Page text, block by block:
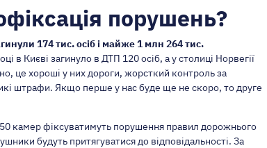
порушень?
174 тис. осіб і майже 1 млн 264 тис.
в Києві загинуло в ДТП 120 осіб, а у столиці Норвегії
це хороші у них дороги, жорсткий контроль за
штрафи. Якщо перше у нас буде ще не скоро, то друге
50 камер фіксуватимуть порушення правил дорожнього
будуть притягуватися до відповідальності. За